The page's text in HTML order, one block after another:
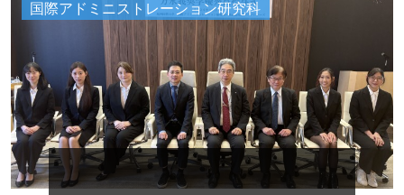
国際アドミニストレーション研究科